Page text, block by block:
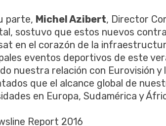
parte, Michel Azibert, Director
sostuvo que estos nuevos
en el corazón de la
eventos deportivos de este
nuestra relación con Eurovisión y
que el alcance global de
en Europa, Sudamérica y
Report 2016